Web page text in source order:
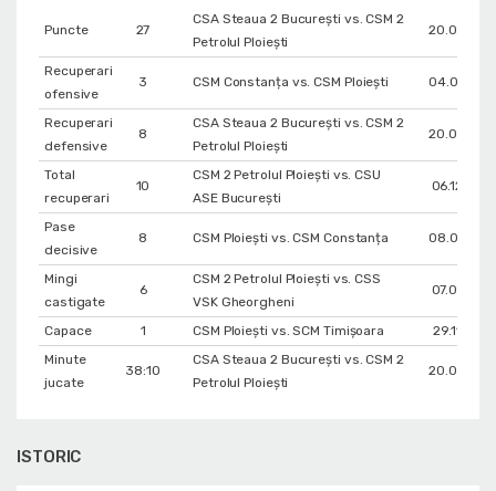
Puncte 27
CSA Steaua 2 București vs. CSM 2
Petrolul Ploiești
Recuperari
ofensive
3 CSM Constanța vs. CSM Ploiești
Recuperari
defensive
8
CSA Steaua 2 București vs. CSM 2
Petrolul Ploiești
Total
recuperari
10
CSM 2 Petrolul Ploiești vs. CSU
ASE București
Pase
decisive
8 CSM Ploiești vs. CSM Constanța
Mingi
castigate
6
CSM 2 Petrolul Ploiești vs. CSS
VSK Gheorgheni
Capace 1 CSM Ploiești vs. SCM Timișoara
29.11.2024
Minute
jucate
38:10
CSA Steaua 2 București vs. CSM 2
Petrolul Ploiești
ISTORIC